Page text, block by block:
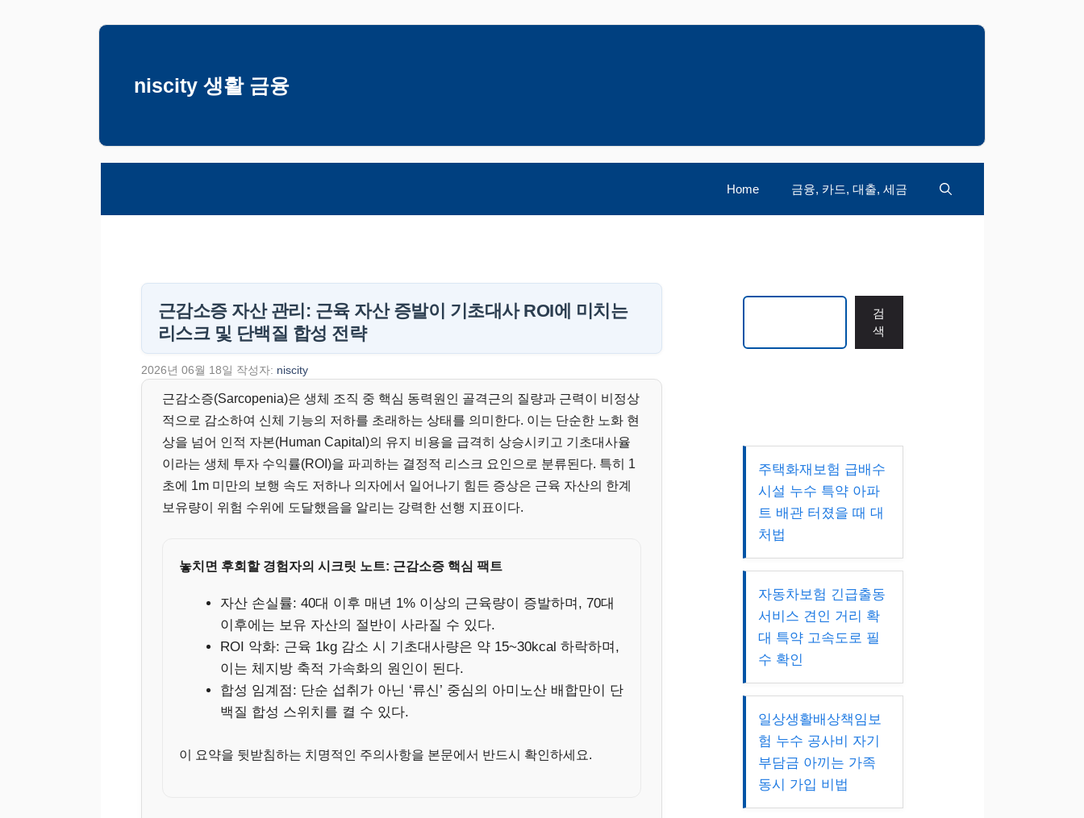
niscity 생활 금융
Home 금융, 카드, 대출, 세금
근감소증 자산 관리: 근육 자산 증발이 기초대사 ROI에 미치는
리스크 및 단백질 합성 전략
2026년 06월 18일 작성자: niscity
근감소증(Sarcopenia)은 생체 조직 중 핵심 동력원인 골격근의 질량과 근력이 비정상
적으로 감소하여 신체 기능의 저하를 초래하는 상태를 의미한다. 이는 단순한 노화 현
상을 넘어 인적 자본(Human Capital)의 유지 비용을 급격히 상승시키고 기초대사율
이라는 생체 투자 수익률(ROI)을 파괴하는 결정적 리스크 요인으로 분류된다. 특히 1
초에 1m 미만의 보행 속도 저하나 의자에서 일어나기 힘든 증상은 근육 자산의 한계
보유량이 위험 수위에 도달했음을 알리는 강력한 선행 지표이다.
놓치면 후회할 경험자의 시크릿 노트: 근감소증 핵심 팩트
자산 손실률: 40대 이후 매년 1% 이상의 근육량이 증발하며, 70대
이후에는 보유 자산의 절반이 사라질 수 있다.
ROI 악화: 근육 1kg 감소 시 기초대사량은 약 15~30kcal 하락하며,
이는 체지방 축적 가속화의 원인이 된다.
합성 임계점: 단순 섭취가 아닌 ‘류신’ 중심의 아미노산 배합만이 단
백질 합성 스위치를 켤 수 있다.
이 요약을 뒷받침하는 치명적인 주의사항을 본문에서 반드시 확인하세요.
검
색
주택화재보험 급배수
시설 누수 특약 아파
트 배관 터졌을 때 대
처법
자동차보험 긴급출동
서비스 견인 거리 확
대 특약 고속도로 필
수 확인
일상생활배상책임보
험 누수 공사비 자기
부담금 아끼는 가족
동시 가입 비법